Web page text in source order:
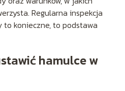
Regularna inspekcja
to konieczne, to podstawa
hamulce w